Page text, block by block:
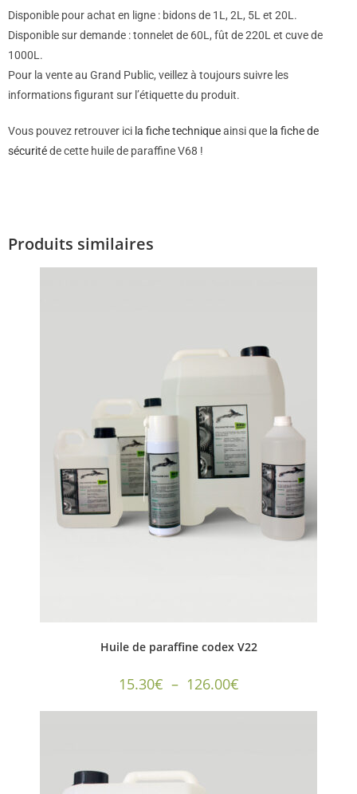
Disponible pour achat en ligne : bidons de 1L, 2L, 5L et 20L.
Disponible sur demande : tonnelet de 60L, fût de 220L et cuve de
1000L.
Pour la vente au Grand Public, veillez à toujours suivre les
informations figurant sur l’étiquette du produit.
Vous pouvez retrouver ici la fiche techniqueainsi que la fiche de
sécuritéde cette huile de paraffine V68 !
Produits similaires
Huile de paraffine codex V22
15.30€ – 126.00€